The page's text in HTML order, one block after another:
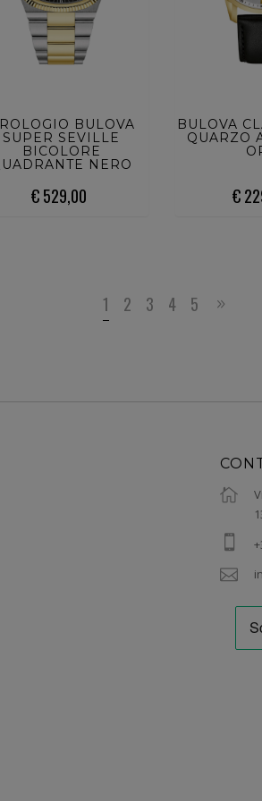
BULOVA
SUPER SEVILLE
BICOLORE
NERO
€ 529,00
BULOVA
QUARZO
€
1 2 3 4 5